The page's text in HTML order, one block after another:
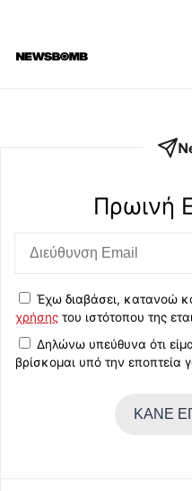
Πρωινή
Έχω διαβάσει, κατανοώ
χρήσης του ιστότοπου της
Δηλώνω υπεύθυνα ότι
βρίσκομαι υπό την εποπτεία
ΚΑΝΕ